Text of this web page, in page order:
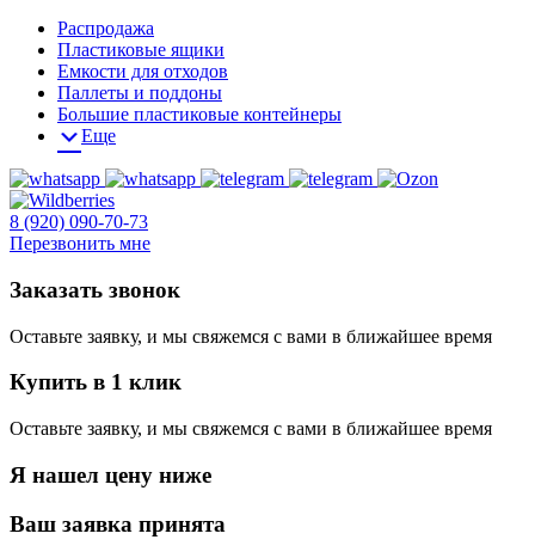
Распродажа
Пластиковые ящики
Емкости для отходов
Паллеты и поддоны
Большие пластиковые контейнеры
Еще
8 (920) 090-70-73
Перезвонить мне
Заказать звонок
Оставьте заявку, и мы свяжемся с вами в ближайшее время
Купить в 1 клик
Оставьте заявку, и мы свяжемся с вами в ближайшее время
Я нашел цену ниже
Ваш заявка принята